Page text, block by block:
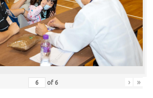
of 6 › »